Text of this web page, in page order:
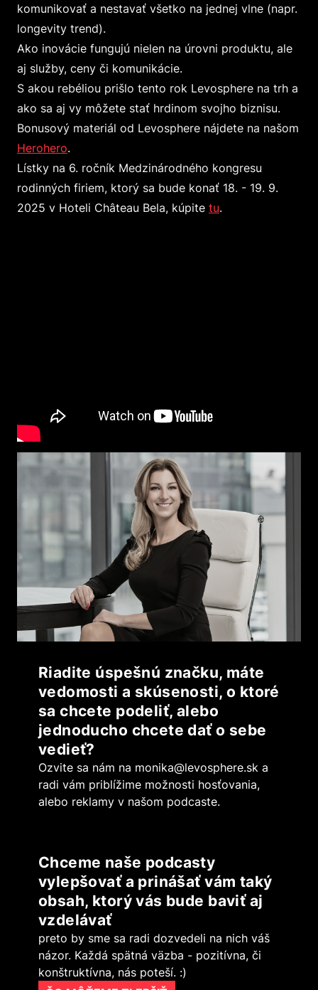
komunikovať a nestavať všetko na jednej vlne (napr.
longevity trend).
Ako inovácie fungujú nielen na úrovni produktu, ale
aj služby, ceny či komunikácie.
S akou rebéliou prišlo tento rok Levosphere na trh a
ako sa aj vy môžete stať hrdinom svojho biznisu.
Bonusový materiál od Levosphere nájdete na našom
Herohero.
Lístky na 6. ročník Medzinárodného kongresu
rodinných firiem, ktorý sa bude konať 18. - 19. 9.
2025 v Hoteli Château Bela, kúpite tu.
Riadite úspešnú značku, máte
vedomosti a skúsenosti, o ktoré
sa chcete podeliť, alebo
jednoducho chcete dať o sebe
vedieť?
Ozvite sa nám na monika@levosphere.sk a
radi vám priblížime možnosti hosťovania,
alebo reklamy v našom podcaste.
Chceme naše podcasty
vylepšovať a prinášať vám taký
obsah, ktorý vás bude baviť aj
vzdelávať
preto by sme sa radi dozvedeli na nich váš
názor. Každá spätná väzba - pozitívna, či
konštruktívna, nás poteší. :)